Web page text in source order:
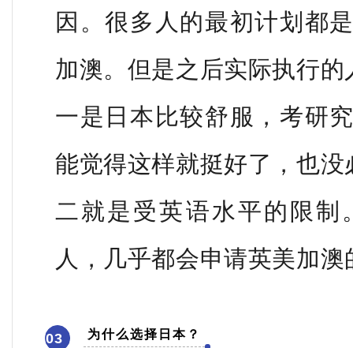
因。很多人的最初计划都
加澳。但是之后实际执行的
一是日本比较舒服，考研
能觉得这样就挺好了，也
二就是受英语水平的限
人，几乎都会申请英美加
03 为什么选择日本？